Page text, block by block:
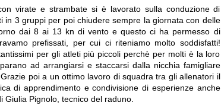
virate e strambate si è lavorato sulla conduzione di
in 3 gruppi per poi chiudere sempre la giornata con delle
dai 8 ai 13 kn di vento e questo ci ha permesso di
prefissati, per cui ci riteniamo molto soddisfatti!
per gli atleti più piccoli perchè per molti è la loro
ad arrangiarsi e staccarsi dalla nicchia famigliare
poi a un ottimo lavoro di squadra tra gli allenatori il
di apprendimento e condivisione di esperienze anche
Pignolo, tecnico del raduno.